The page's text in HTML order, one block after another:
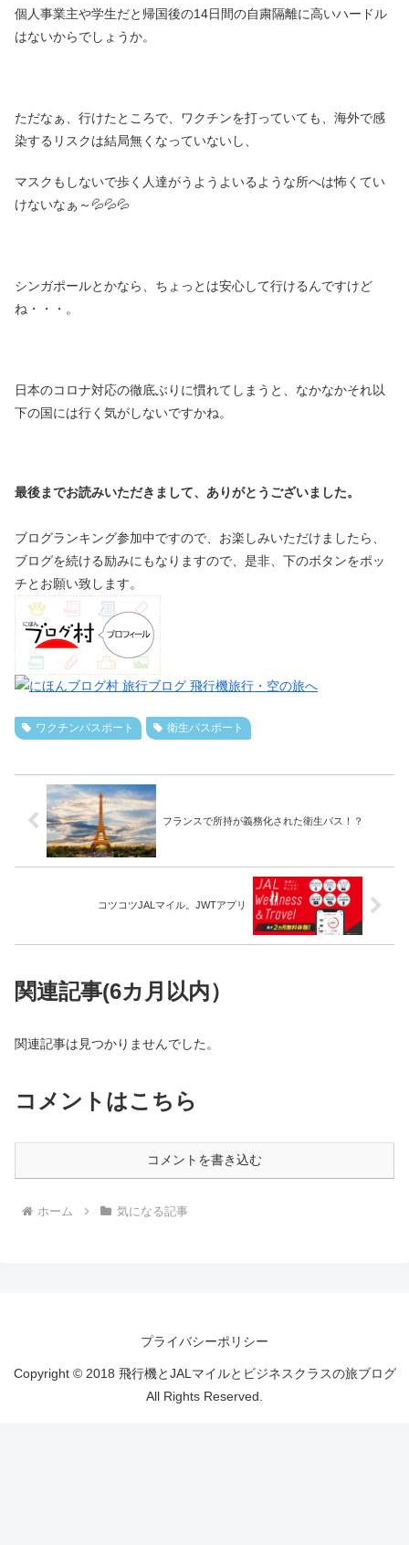
個人事業主や学生だと帰国後の14日間の自粛隔離に高いハードル
はないからでしょうか。
ただなぁ、行けたところで、ワクチンを打っていても、海外で感
染するリスクは結局無くなっていないし、
マスクもしないで歩く人達がうようよいるような所へは怖くてい
けないなぁ～💦💦💦
シンガポールとかなら、ちょっとは安心して行けるんですけど
ね・・・。
日本のコロナ対応の徹底ぶりに慣れてしまうと、なかなかそれ以
下の国には行く気がしないですかね。
最後までお読みいただきまして、ありがとうございました。
ブログランキング参加中ですので、お楽しみいただけましたら、
ブログを続ける励みにもなりますので、是非、下のボタンをポッ
チとお願い致します。
ワクチンパスポート 衛生パスポート
フランスで所持が義務化された衛生パス！？
コツコツJALマイル。JWTアプリ
関連記事(6カ月以内）
関連記事は見つかりませんでした。
コメントはこちら
コメントを書き込む
ホーム 気になる記事
プライバシーポリシー
Copyright © 2018 飛行機とJALマイルとビジネスクラスの旅ブログ
All Rights Reserved.